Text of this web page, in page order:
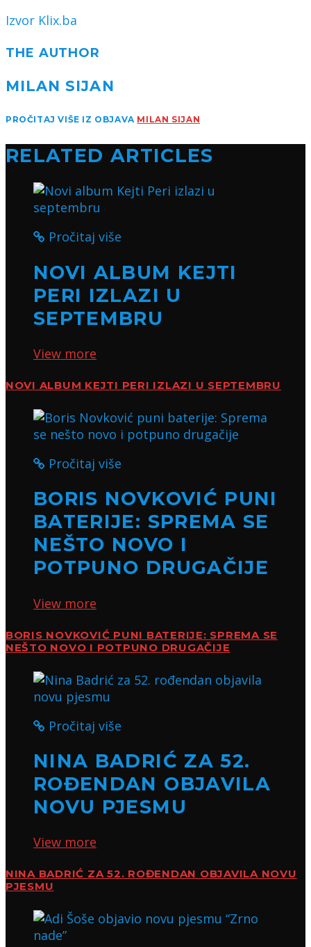
Izvor Klix.ba
THE AUTHOR
MILAN SIJAN
PROČITAJ VIŠE IZ OBJAVA MILAN SIJAN
RELATED ARTICLES
Pročitaj više
NOVI ALBUM KEJTI
PERI IZLAZI U
SEPTEMBRU
View more
NOVI ALBUM KEJTI PERI IZLAZI U SEPTEMBRU
Pročitaj više
BORIS NOVKOVIĆ PUNI
BATERIJE: SPREMA SE
NEŠTO NOVO I
POTPUNO DRUGAČIJE
View more
BORIS NOVKOVIĆ PUNI BATERIJE: SPREMA SE
NEŠTO NOVO I POTPUNO DRUGAČIJE
Pročitaj više
NINA BADRIĆ ZA 52.
ROĐENDAN OBJAVILA
NOVU PJESMU
View more
NINA BADRIĆ ZA 52. ROĐENDAN OBJAVILA NOVU
PJESMU